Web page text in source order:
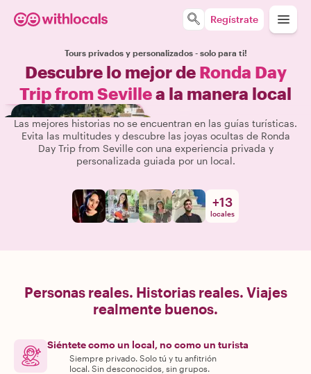
Regístrate
Tours privados y personalizados - solo para ti!
Descubre lo mejor de Ronda Day
Trip from Sevillea la manera local
Las mejores historias no se encuentran en las guías turísticas.
Evita las multitudes y descubre las joyas ocultas de Ronda
Day Trip from Seville con una experiencia privada y
personalizada guiada por un local.
+13
locales
Personas reales. Historias reales. Viajes
realmente buenos.
Siéntete como un local, no como un turista
Siempre privado. Solo tú y tu anfitrión
local. Sin desconocidos, sin grupos.